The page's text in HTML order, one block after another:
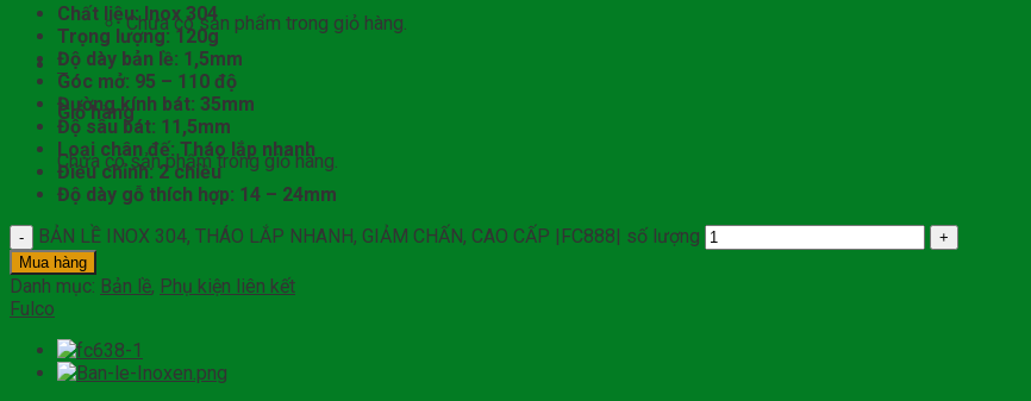
Chưa có sản phẩm trong giỏ hàng.
0
Giỏ hàng
Chưa có sản phẩm trong giỏ hàng.
Chất liệu: Inox 304
Trọng lượng: 120g
Độ dày bản lề: 1,5mm
Góc mở: 95 – 110 độ
Đường kính bát: 35mm
Độ sâu bát: 11,5mm
Loại chân đế: Tháo lắp nhanh
Điều chỉnh: 2 chiều
Độ dày gỗ thích hợp: 14 – 24mm
BẢN LỀ INOX 304, THÁO LẮP NHANH, GIẢM CHẤN, CAO CẤP |FC888| số lượng
Mua hàng
Danh mục: Bản lề, Phụ kiện liên kết
Fulco